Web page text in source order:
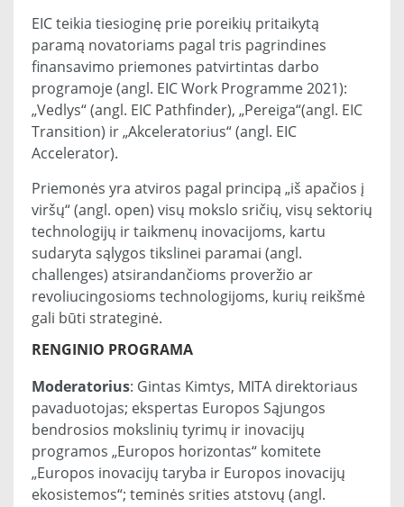
EIC teikia tiesioginę prie poreikių pritaikytą
paramą novatoriams pagal tris pagrindines
finansavimo priemones patvirtintas darbo
programoje (angl. EIC Work Programme 2021):
„Vedlys“ (angl. EIC Pathfinder), „Pereiga“(angl. EIC
Transition) ir „Akceleratorius“ (angl. EIC
Accelerator).
Priemonės yra atviros pagal principą „iš apačios į
viršų“ (angl. open) visų mokslo sričių, visų sektorių
technologijų ir taikmenų inovacijoms, kartu
sudaryta sąlygos tikslinei paramai (angl.
challenges) atsirandančioms proveržio ar
revoliucingosioms technologijoms, kurių reikšmė
gali būti strateginė.
RENGINIO PROGRAMA
Moderatorius: Gintas Kimtys, MITA direktoriaus
pavaduotojas; ekspertas Europos Sąjungos
bendrosios mokslinių tyrimų ir inovacijų
programos „Europos horizontas“ komitete
„Europos inovacijų taryba ir Europos inovacijų
ekosistemos“; teminės srities atstovų (angl.